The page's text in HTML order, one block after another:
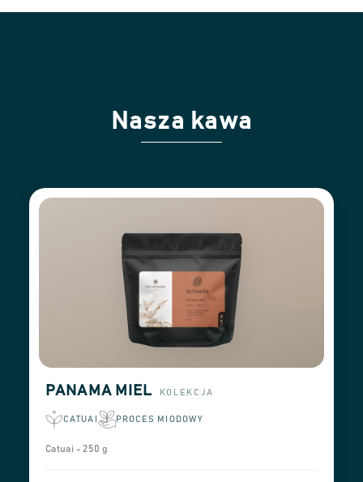
Nasza kawa
PANAMA MIEL KOLEKCJA
CATUAI PROCES MIODOWY
Catuai - 250 g